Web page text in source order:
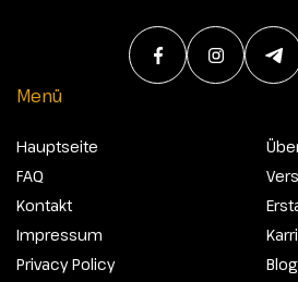
Menü
Hauptseite
FAQ
Kontakt
Impressum
Privacy Policy